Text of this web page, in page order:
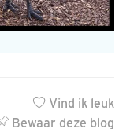
Vind ik leuk
Bewaar deze blog